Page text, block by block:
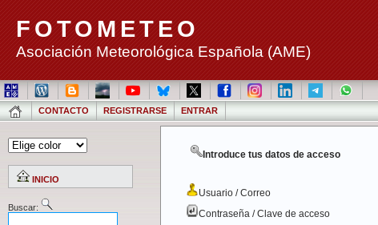
FOTOMETEO
Asociación Meteorológica Española (AME)
CONTACTO REGISTRARSE ENTRAR
INICIO
Buscar:
Introduce tus datos de acceso
Usuario / Correo
Contraseña / Clave de acceso